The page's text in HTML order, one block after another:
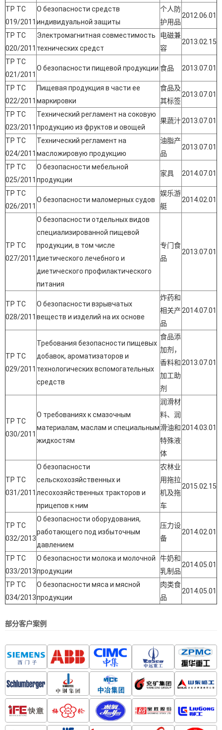
ТР ТС
019/2011
О безопасности средств
индивидуальной защиты
个人防
护用品
2012.06.01
ТР ТС
020/2011
Электромагнитная совместимость
технических средст
电磁兼
容
2013.02.15
ТР ТС
021/2011
О безопасности пищевой продукции 食品 2013.07.01
ТР ТС
022/2011
Пищевая продукция в части ее
маркировки
食品及
其标签
2013.07.01
ТР ТС
023/2011
Технический регламент на соковую
продукцию из фруктов и овощей
果蔬汁2013.07.01
ТР ТС
024/2011
Технический регламент на
масложировую продукцию
油脂产
品
2013.07.01
ТР ТС
025/2011
О безопасности мебельной
продукции
家具 2014.07.01
ТР ТС
026/2011
О безопасности маломерных судов
娱乐游
艇
2014.02.01
ТР ТС
027/2011
О безопасности отдельных видов
специализированной пищевой
продукции, в том числе
диетического лечебного и
диетического профилактического
питания
专门食
品
2013.07.01
ТР ТС
028/2011
О безопасности взрывчатых
веществ и изделий на их основе
炸药和
相关产
品
2014.07.01
ТР ТС
029/2011
Требования безопасности пищевых
добавок, ароматизаторов и
технологических вспомогательных
средств
食品添
加剂，
香料和
加工助
剂
2013.07.01
ТР ТС
030/2011
О требованиях к смазочным
материалам, маслам и специальным
жидкостям
润滑材
料、润
滑油和
特殊液
体
2014.03.01
ТР ТС
031/2011
О безопасности
сельскохозяйственных и
лесохозяйственных тракторов и
прицепов к ним
农林业
用拖拉
机及拖
车
2015.02.15
ТР ТС
032/2013
О безопасности оборудования,
работающего под избыточным
давлением
压力设
备
2014.02.01
ТР ТС
033/2013
О безопасности молока и молочной
продукции
牛奶和
乳制品
2014.05.01
ТР ТС
034/2013
О безопасности мяса и мясной
продукции
肉类食
品
2014.05.01
部分客户案例